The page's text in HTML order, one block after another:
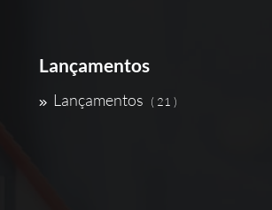
Lançamentos
Lançamentos ( 21 )